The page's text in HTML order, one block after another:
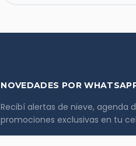
NOVEDADES POR
Recibí alertas de nieve, agenda
promociones exclusivas en tu